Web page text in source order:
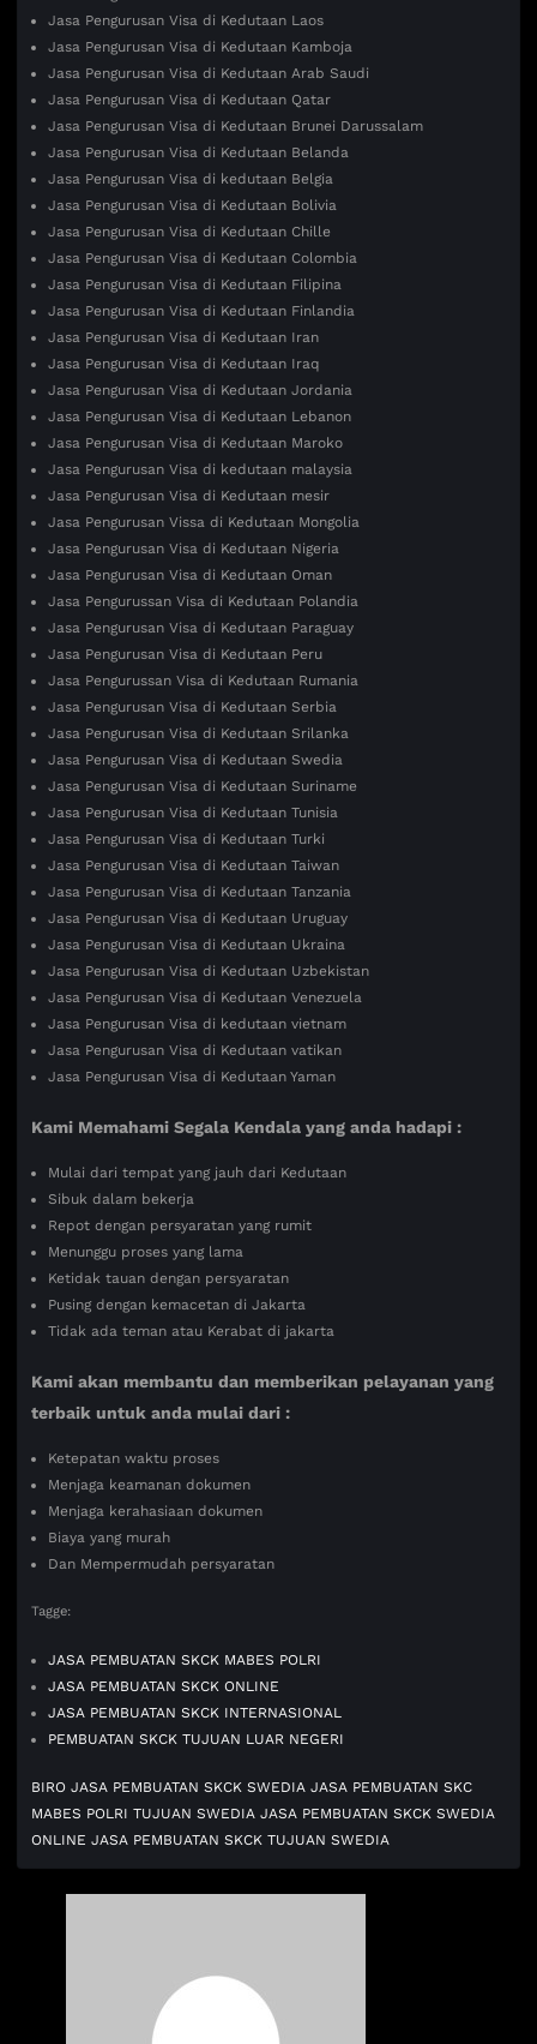
Jasa Pengurusan Visa di Kedutaan Laos
Jasa Pengurusan Visa di Kedutaan Kamboja
Jasa Pengurusan Visa di Kedutaan Arab Saudi
Jasa Pengurusan Visa di Kedutaan Qatar
Jasa Pengurusan Visa di Kedutaan Brunei Darussalam
Jasa Pengurusan Visa di Kedutaan Belanda
Jasa Pengurusan Visa di kedutaan Belgia
Jasa Pengurusan Visa di Kedutaan Bolivia
Jasa Pengurusan Visa di Kedutaan Chille
Jasa Pengurusan Visa di Kedutaan Colombia
Jasa Pengurusan Visa di Kedutaan Filipina
Jasa Pengurusan Visa di Kedutaan Finlandia
Jasa Pengurusan Visa di Kedutaan Iran
Jasa Pengurusan Visa di Kedutaan Iraq
Jasa Pengurusan Visa di Kedutaan Jordania
Jasa Pengurusan Visa di Kedutaan Lebanon
Jasa Pengurusan Visa di Kedutaan Maroko
Jasa Pengurusan Visa di kedutaan malaysia
Jasa Pengurusan Visa di Kedutaan mesir
Jasa Pengurusan Vissa di Kedutaan Mongolia
Jasa Pengurusan Visa di Kedutaan Nigeria
Jasa Pengurusan Visa di Kedutaan Oman
Jasa Pengurussan Visa di Kedutaan Polandia
Jasa Pengurusan Visa di Kedutaan Paraguay
Jasa Pengurusan Visa di Kedutaan Peru
Jasa Pengurussan Visa di Kedutaan Rumania
Jasa Pengurusan Visa di Kedutaan Serbia
Jasa Pengurusan Visa di Kedutaan Srilanka
Jasa Pengurusan Visa di Kedutaan Swedia
Jasa Pengurusan Visa di Kedutaan Suriname
Jasa Pengurusan Visa di Kedutaan Tunisia
Jasa Pengurusan Visa di Kedutaan Turki
Jasa Pengurusan Visa di Kedutaan Taiwan
Jasa Pengurusan Visa di Kedutaan Tanzania
Jasa Pengurusan Visa di Kedutaan Uruguay
Jasa Pengurusan Visa di Kedutaan Ukraina
Jasa Pengurusan Visa di Kedutaan Uzbekistan
Jasa Pengurusan Visa di Kedutaan Venezuela
Jasa Pengurusan Visa di kedutaan vietnam
Jasa Pengurusan Visa di Kedutaan vatikan
Jasa Pengurusan Visa di Kedutaan Yaman
Kami Memahami Segala Kendala yang anda hadapi :
Mulai dari tempat yang jauh dari Kedutaan
Sibuk dalam bekerja
Repot dengan persyaratan yang rumit
Menunggu proses yang lama
Ketidak tauan dengan persyaratan
Pusing dengan kemacetan di Jakarta
Tidak ada teman atau Kerabat di jakarta
Kami akan membantu dan memberikan pelayanan yang
terbaik untuk anda mulai dari :
Ketepatan waktu proses
Menjaga keamanan dokumen
Menjaga kerahasiaan dokumen
Biaya yang murah
Dan Mempermudah persyaratan
Tagge:
JASA PEMBUATAN SKCK MABES POLRI
JASA PEMBUATAN SKCK ONLINE
JASA PEMBUATAN SKCK INTERNASIONAL
PEMBUATAN SKCK TUJUAN LUAR NEGERI
BIRO JASA PEMBUATAN SKCK SWEDIA JASA PEMBUATAN SKC
MABES POLRI TUJUAN SWEDIA JASA PEMBUATAN SKCK SWEDIA
ONLINE JASA PEMBUATAN SKCK TUJUAN SWEDIA